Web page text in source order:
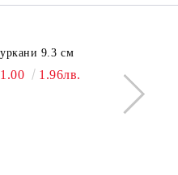
9.3 см
1.96лв.